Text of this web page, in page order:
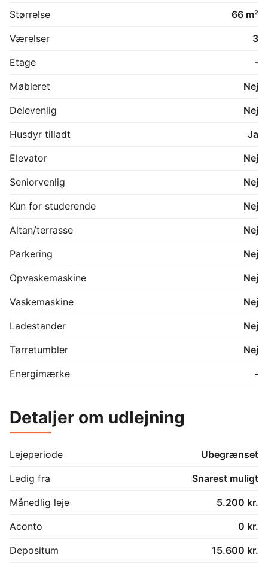
Størrelse
66 m²
Værelser
3
Etage
-
Møbleret
Nej
Delevenlig
Nej
Husdyr tilladt
Ja
Elevator
Nej
Seniorvenlig
Nej
Kun for studerende
Nej
Altan/terrasse
Nej
Parkering
Nej
Opvaskemaskine
Nej
Vaskemaskine
Nej
Ladestander
Nej
Tørretumbler
Nej
Energimærke
-
Detaljer om udlejning
Lejeperiode
Ubegrænset
Ledig fra
Snarest muligt
Månedlig leje
5.200 kr.
Aconto
0 kr.
Depositum
15.600 kr.